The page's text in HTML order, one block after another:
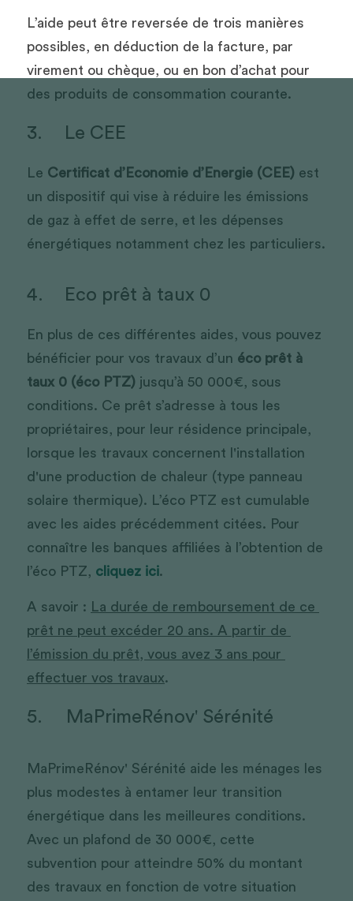
L’aide peut être reversée de trois manières
possibles, en déduction de la facture, par
virement ou chèque, ou en bon d’achat pour
des produits de consommation courante.
3.	Le CEE
Le Certificat d’Economie d’Energie (CEE) est
un dispositif qui vise à réduire les émissions
de gaz à effet de serre, et les dépenses
4.	Eco prêt à taux 0
En plus de ces différentes aides, vous pouvez
bénéficier pour vos travaux d’un éco prêt à
taux 0 (éco PTZ) jusqu’à 50 000€, sous
conditions. Ce prêt s’adresse à tous les
propriétaires, pour leur résidence principale,
lorsque les travaux concernent l'installation
d'une production de chaleur (type panneau
solaire thermique). L’éco PTZ est cumulable
avec les aides précédemment citées. Pour
connaître les banques affiliées à l’obtention de
l’éco PTZ, cliquez ici.
A savoir : La durée de remboursement de ce
prêt ne peut excéder 20 ans. A partir de
l’émission du prêt, vous avez 3 ans pour
effectuer vos travaux.
5.     MaPrimeRénov' Sérénité
MaPrimeRénov' Sérénité aide les ménages les
plus modestes à entamer leur transition
énergétique dans les meilleures conditions.
Avec un plafond de 30 000€, cette
subvention pour atteindre 50% du montant
des travaux en fonction de votre situation